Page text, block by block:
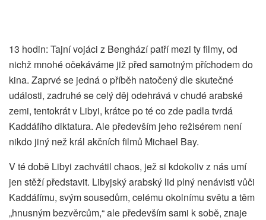
13 hodin: Tajní vojáci z Benghází patří mezi ty filmy, od
nichž mnohé očekáváme již před samotným příchodem do
kina. Zaprvé se jedná o příběh natočený dle skutečné
události, zadruhé se celý děj odehrává v chudé arabské
zemi, tentokrát v Libyi, krátce po té co zde padla tvrdá
Kaddáfího diktatura. Ale především jeho režisérem není
nikdo jiný než král akčních filmů Michael Bay.
V té době Libyi zachvátil chaos, jež si kdokoliv z nás umí
jen stěží představit. Libyjský arabský lid plný nenávisti vůči
Kaddáfímu, svým sousedům, celému okolnímu světu a těm
„hnusným bezvěrcům,“ ale především sami k sobě, znaje